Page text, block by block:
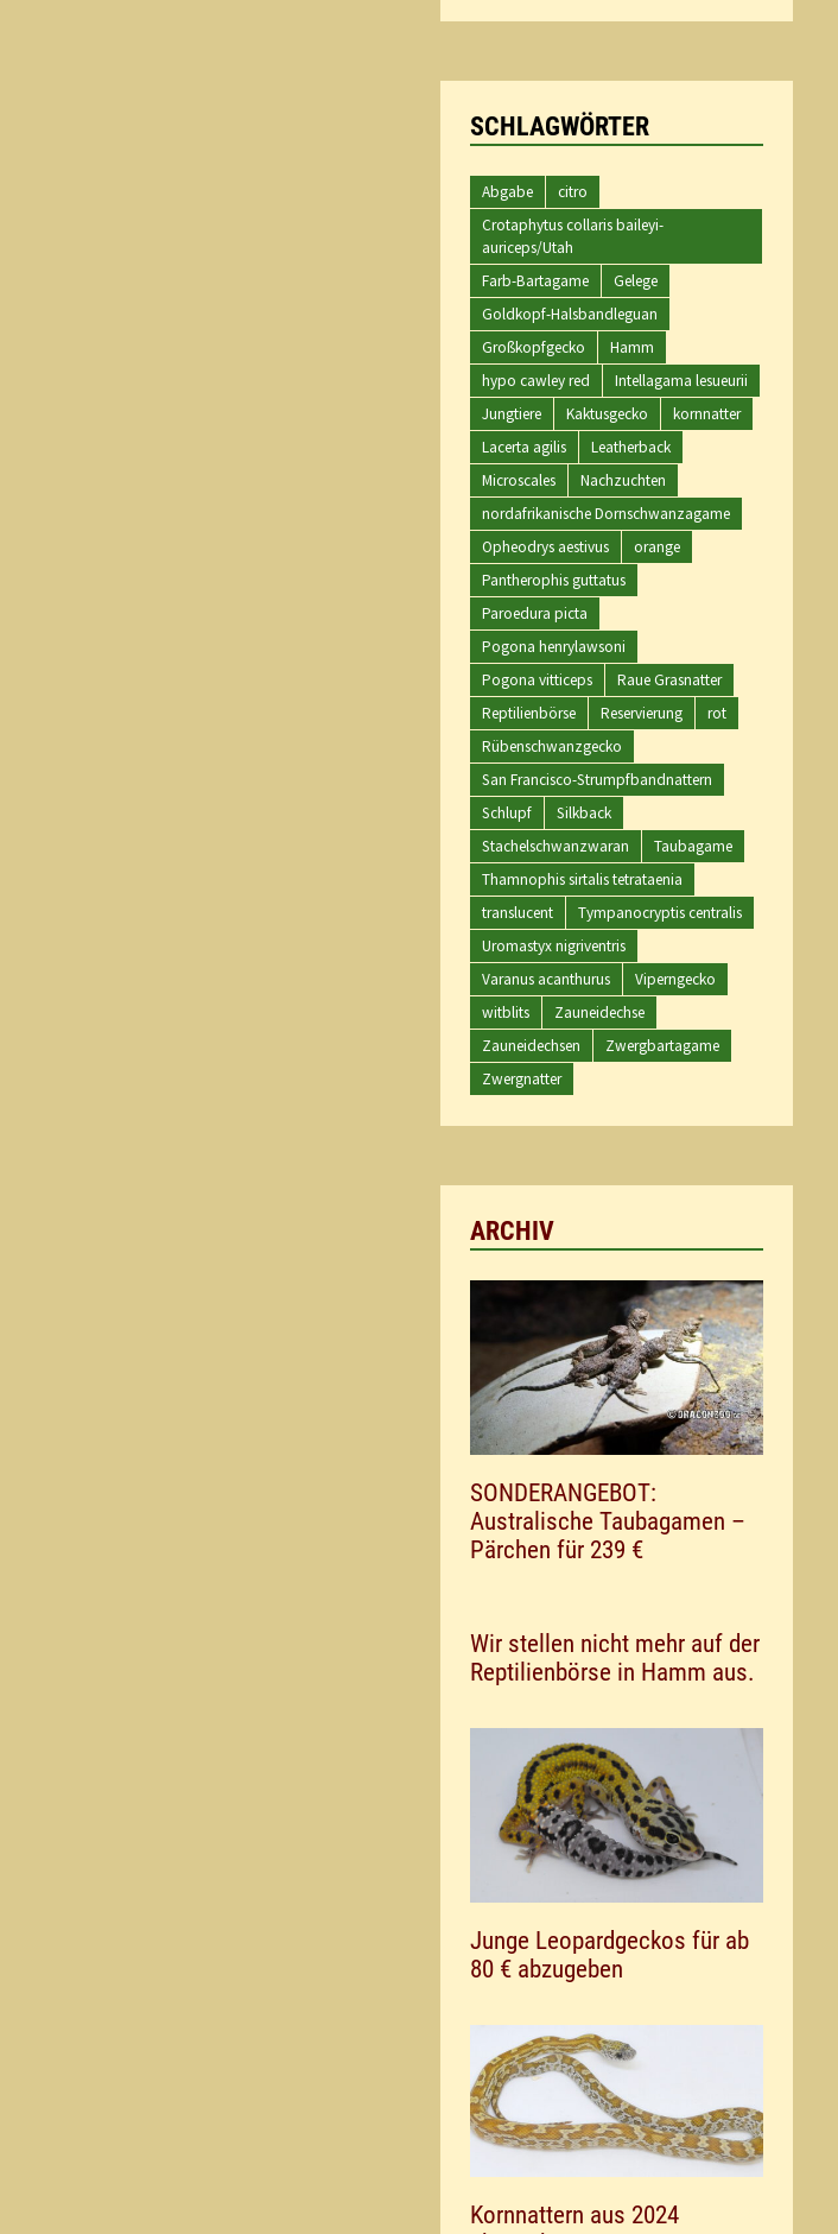
SCHLAGWÖRTER
Abgabe
citro
Crotaphytus collaris baileyi-
auriceps/Utah
Farb-Bartagame
Gelege
Goldkopf-Halsbandleguan
Großkopfgecko
Hamm
hypo cawley red
Intellagama lesueurii
Jungtiere
Kaktusgecko
kornnatter
Lacerta agilis
Leatherback
Microscales
Nachzuchten
nordafrikanische Dornschwanzagame
Opheodrys aestivus
orange
Pantherophis guttatus
Paroedura picta
Pogona henrylawsoni
Pogona vitticeps
Raue Grasnatter
Reptilienbörse
Reservierung
rot
Rübenschwanzgecko
San Francisco-Strumpfbandnattern
Schlupf
Silkback
Stachelschwanzwaran
Taubagame
Thamnophis sirtalis tetrataenia
translucent
Tympanocryptis centralis
Uromastyx nigriventris
Varanus acanthurus
Viperngecko
witblits
Zauneidechse
Zauneidechsen
Zwergbartagame
Zwergnatter
ARCHIV
SONDERANGEBOT:
Australische Taubagamen –
Pärchen für 239 €
Wir stellen nicht mehr auf der
Reptilienbörse in Hamm aus.
Junge Leopardgeckos für ab
80 € abzugeben
Kornnattern aus 2024